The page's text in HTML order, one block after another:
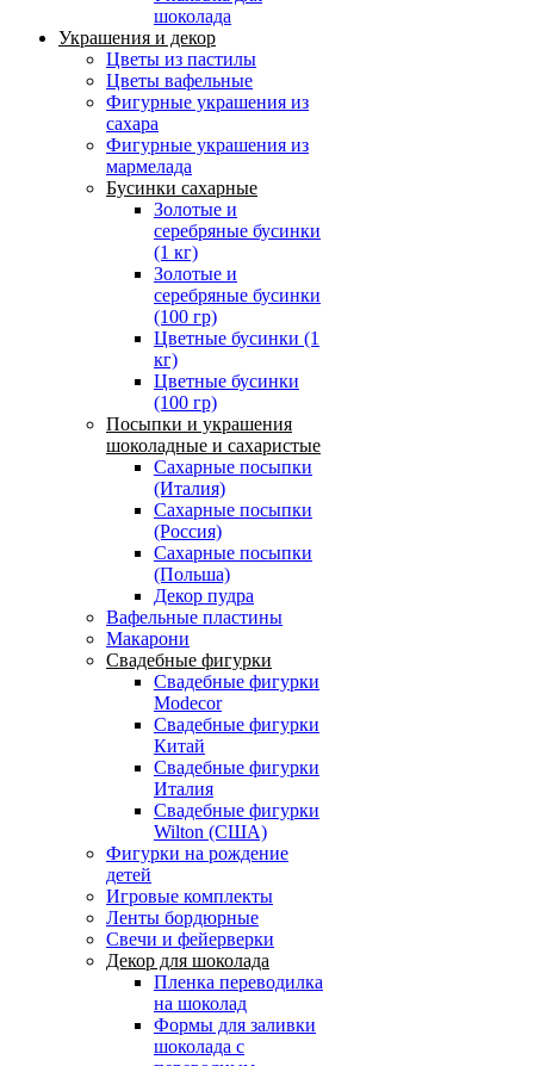
шоколада
Украшения и декор
Цветы из пастилы
Цветы вафельные
Фигурные украшения из
сахара
Фигурные украшения из
мармелада
Бусинки сахарные
Золотые и
серебряные бусинки
(1 кг)
Золотые и
серебряные бусинки
(100 гр)
Цветные бусинки (1
кг)
Цветные бусинки
(100 гр)
Посыпки и украшения
шоколадные и сахаристые
Сахарные посыпки
(Италия)
Сахарные посыпки
(Россия)
Сахарные посыпки
(Польша)
Декор пудра
Вафельные пластины
Макарони
Свадебные фигурки
Свадебные фигурки
Modecor
Свадебные фигурки
Китай
Свадебные фигурки
Италия
Свадебные фигурки
Wilton (США)
Фигурки на рождение
детей
Игровые комплекты
Ленты бордюрные
Свечи и фейерверки
Декор для шоколада
Пленка переводилка
на шоколад
Формы для заливки
шоколада с